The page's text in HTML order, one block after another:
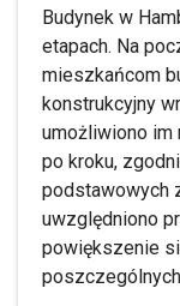
Budynek w
etapach. Na
mieszkańcom
konstrukcyjny
umożliwiono im
po kroku,
podstawowych
uwzględniono
powiększenie